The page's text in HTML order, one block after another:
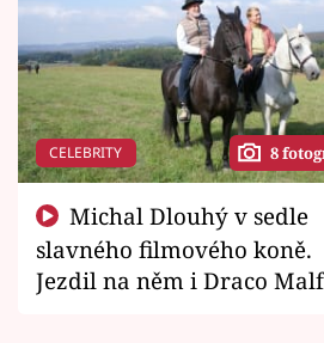
CELEBRITY 8
slavného filmového koně.
Jezdil na něm i Draco